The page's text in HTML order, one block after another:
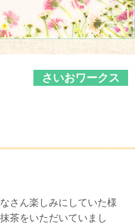
さいおワークス
さん楽しみにしていた様
茶をいただいていまし